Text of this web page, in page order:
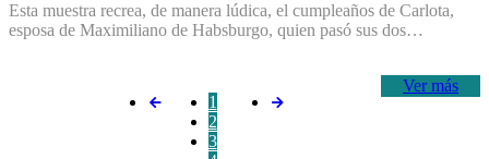
Esta muestra recrea, de manera lúdica, el cumpleaños de Carlota,
esposa de Maximiliano de Habsburgo, quien pasó sus dos…
Ver más
1
2
3